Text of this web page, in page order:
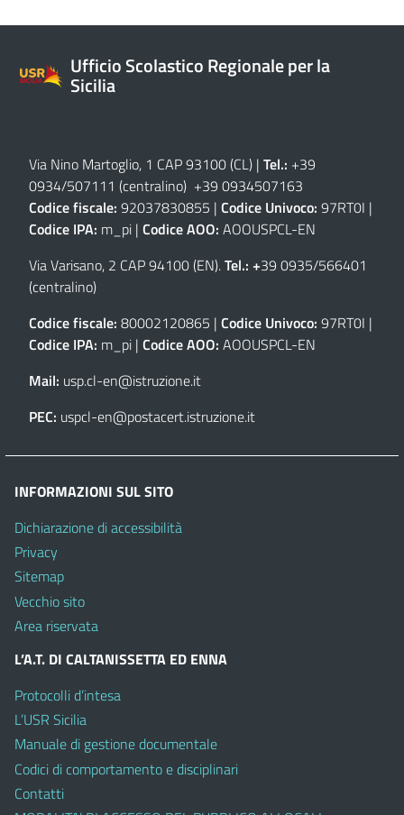
Ufficio Scolastico Regionale per la
Sicilia
Via Nino Martoglio, 1 CAP 93100 (CL) | Tel.: +39
0934/507111 (centralino) +39 0934507163
Codice fiscale: 92037830855 | Codice Univoco: 97RT0I |
Codice IPA: m_pi | Codice AOO: AOOUSPCL-EN
Via Varisano, 2 CAP 94100 (EN).Tel.: +39 0935/566401
(centralino)
Codice fiscale: 80002120865 | Codice Univoco: 97RT0I |
Codice IPA: m_pi | Codice AOO: AOOUSPCL-EN
Mail: usp.cl-en@istruzione.it
PEC: uspcl-en@postacert.istruzione.it
INFORMAZIONI SUL SITO
Dichiarazione di accessibilità
Privacy
Sitemap
Vecchio sito
Area riservata
L’A.T. DI CALTANISSETTA ED ENNA
Protocolli d’intesa
L’USR Sicilia
Manuale di gestione documentale
Codici di comportamento e disciplinari
Contatti